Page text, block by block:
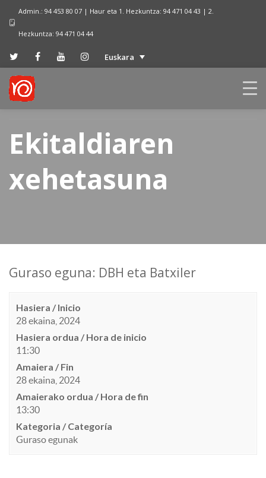
Admin.: 94 453 80 07 | Haur eta 1. Hezkuntza: 94 471 04 43 | 2.
Hezkuntza: 94 471 04 44
Euskara
Ekitaldiaren
xehetasuna
Guraso eguna: DBH eta Batxiler
Hasiera / Inicio
28 ekaina, 2024
Hasiera ordua / Hora de inicio
11:30
Amaiera / Fin
28 ekaina, 2024
Amaierako ordua / Hora de fin
13:30
Kategoria / Categoría
Guraso egunak